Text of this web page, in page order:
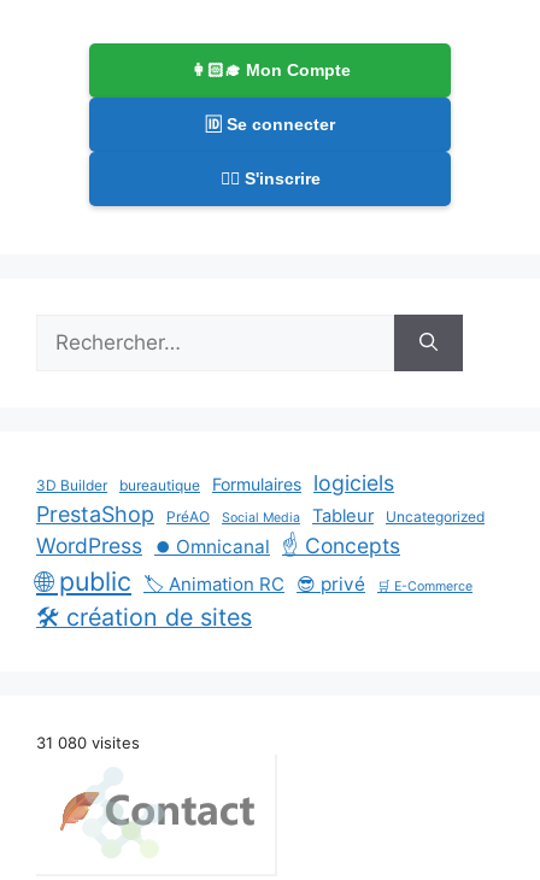
👩🏻‍🎓 Mon Compte
🆔 Se connecter
✍🏻 S'inscrire
3D Builder bureautique Formulaires
logiciels
PrestaShop
PréAO Social Media Tableur Uncategorized
WordPress ⏺️ Omnicanal ☝️ Concepts
🌐 public 🏷️ Animation RC 😎 privé 🛒 E-Commerce
🛠️ création de sites
31 080 visites